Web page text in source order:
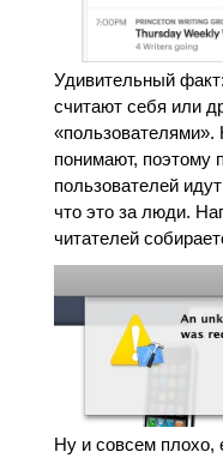
Удивительный
считают себя или
«пользователями».
понимают, поэтому
пользователей
что это за люди.
читателей
Ну и совсем плохо,